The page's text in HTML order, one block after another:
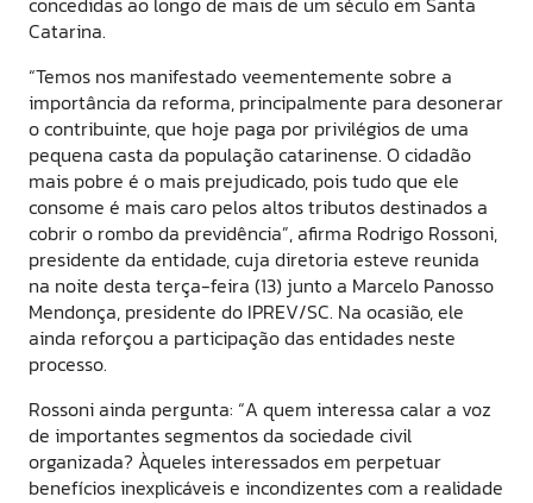
Catarina.
“Temos nos manifestado veementemente sobre a
importância da reforma, principalmente para desonerar
o contribuinte, que hoje paga por privilégios de uma
pequena casta da população catarinense. O cidadão
mais pobre é o mais prejudicado, pois tudo que ele
consome é mais caro pelos altos tributos destinados a
cobrir o rombo da previdência”, afirma Rodrigo Rossoni,
presidente da entidade, cuja diretoria esteve reunida
na noite desta terça-feira (13) junto a Marcelo Panosso
Mendonça, presidente do IPREV/SC. Na ocasião, ele
ainda reforçou a participação das entidades neste
processo.
Rossoni ainda pergunta: “A quem interessa calar a voz
de importantes segmentos da sociedade civil
organizada? Àqueles interessados em perpetuar
benefícios inexplicáveis e incondizentes com a realidade